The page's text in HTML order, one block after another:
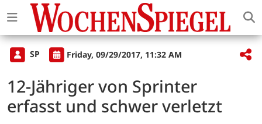
SP Friday, 09/29/2017, 11:32 AM
12-Jähriger von Sprinter
erfasst und schwer verletzt